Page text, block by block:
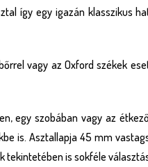
így egy igazán klasszikus
vagy az Oxford székek
egy szobában vagy az
is. Asztallapja 45 mm
tekintetében is sokféle